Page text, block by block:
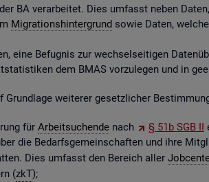
BA ver­ar­bei­tet. Dies um­fasst neben
Mi­gra­ti­ons­hin­ter­grundsowie Daten,
eine Be­fug­nis zur wech­sel­sei­ti­gen
dem BMAS vor­zu­le­gen und in
wei­te­rer ge­setz­li­cher
für Ar­beit­su­chen­denach § 51b SGB II
die Be­darfs­ge­mein­schaf­ten und ihre
Dies um­fasst den Be­reich aller
(zkT);